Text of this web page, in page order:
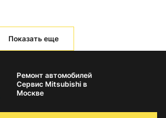
Показать еще
Ремонт автомобилей
Сервис Mitsubishi в
Москве